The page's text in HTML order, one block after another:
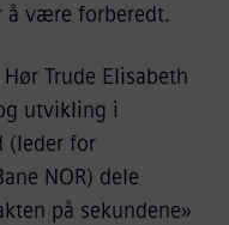
å være forberedt.
Trude Elisabeth
utvikling i
(leder for
NOR) dele
på sekundene»